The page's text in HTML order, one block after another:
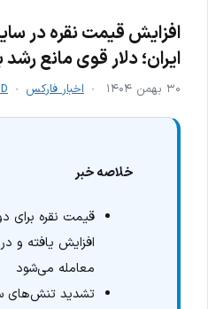
افزایش قیمت نقره در
ایران؛ دلار قوی مانع رشد
۳۰ بهمن ۱۴۰۴ اخبار فارکس
خلاصه خبر
قیمت نقره برای
معامله می‌شود
تشدید تنش‌های